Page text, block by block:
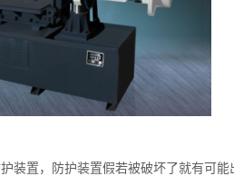
装置，防护装置假若被破坏了就有可